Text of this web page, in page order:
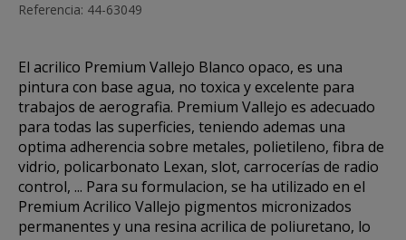
Referencia: 44-63049
El acrilico Premium Vallejo Blanco opaco, es una
pintura con base agua, no toxica y excelente para
trabajos de aerografia. Premium Vallejo es adecuado
para todas las superficies, teniendo ademas una
optima adherencia sobre metales, polietileno, fibra de
vidrio, policarbonato Lexan, slot, carrocerías de radio
control, ... Para su formulacion, se ha utilizado en el
Premium Acrilico Vallejo pigmentos micronizados
permanentes y una resina acrilica de poliuretano, lo